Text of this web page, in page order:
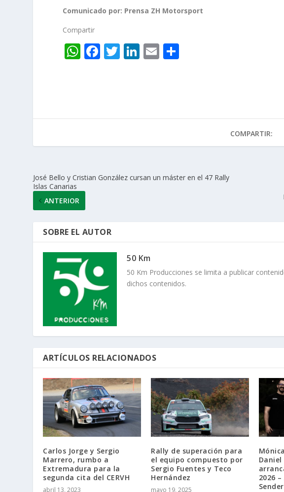
Comunicado por: Prensa ZH Motorsport
Compartir
W
A
p
F
o
k
T Li
dI
E
ar
r
COMPARTIR:
José Bello y Cristian González cursan un máster en el 47 Rally
Islas Canarias
ANTERIOR
SOBRE EL AUTOR
50 Km
50 Km Producciones se limita a publicar
dichos contenidos.
ARTÍCULOS RELACIONADOS
Carlos Jorge y Sergio
Marrero, rumbo a
Extremadura para la
segunda cita del CERVH
abril 13, 2023
Rally de superación para
el equipo compuesto por
Sergio Fuentes y Teco
Hernández
mayo 19, 2025
Daniel
2026